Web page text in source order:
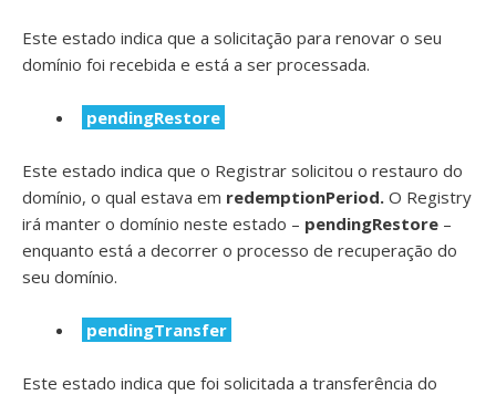
Este estado indica que a solicitação para renovar o seu
domínio foi recebida e está a ser processada.
pendingRestore
Este estado indica que o Registrar solicitou o restauro do
domínio, o qual estava em redemptionPeriod. O Registry
irá manter o domínio neste estado – pendingRestore –
enquanto está a decorrer o processo de recuperação do
seu domínio.
pendingTransfer
Este estado indica que foi solicitada a transferência do